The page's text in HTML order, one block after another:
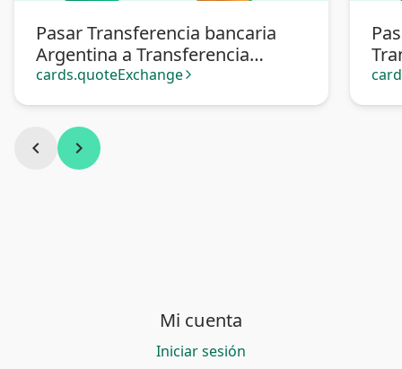
Pasar Transferencia bancaria
Argentina a Transferencia
Bancaria Bolivia
cards.quoteExchange arrow_forward_ios
chevron_left chevron_right
Mi cuenta
Iniciar sesión